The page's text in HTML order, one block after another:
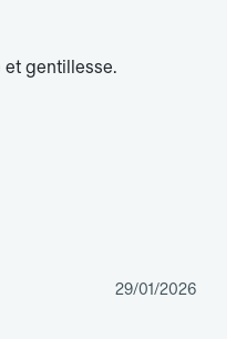
et gentillesse.
29/01/2026